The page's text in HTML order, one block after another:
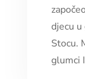
djecu
Stocu.
glumci